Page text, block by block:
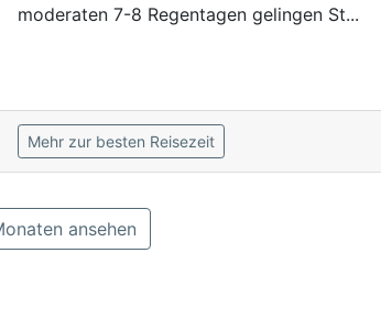
moderaten 7-8 Regentagen gelingen St...
Mehr zur besten Reisezeit
ansehen